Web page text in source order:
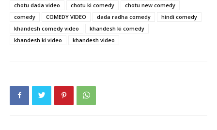
chotu dada video
chotu ki comedy
chotu new comedy
comedy
COMEDY VIDEO dada radha comedy
hindi comedy
khandesh comedy video
khandesh ki comedy
khandesh ki video
khandesh video